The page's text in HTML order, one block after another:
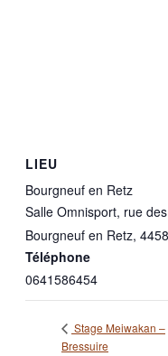
LIEU
Bourgneuf en Retz
Salle Omnisport, rue
Bourgneuf en Retz,
Téléphone
0641586454
Stage Meiwakan –
Bressuire